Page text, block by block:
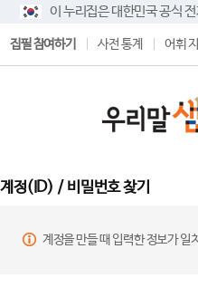
이 누리집은 대한민국 공식
집필 참여하기 사전 통계 어휘
계정(ID) / 비밀번호 찾기
계정을 만들 때 입력한 정보가 일